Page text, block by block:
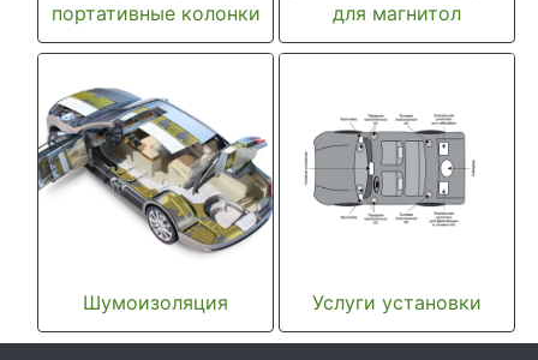
портативные колонки
для магнитол
Шумоизоляция Услуги установки